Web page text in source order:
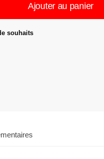
Ajouter au panier
souhaits